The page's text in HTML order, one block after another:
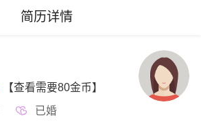
简历详情
【查看需要80金币】
已婚